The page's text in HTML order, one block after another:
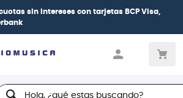
en cuotasdesde 0% de interéscon todas
de crédito
¿qué estas buscando?